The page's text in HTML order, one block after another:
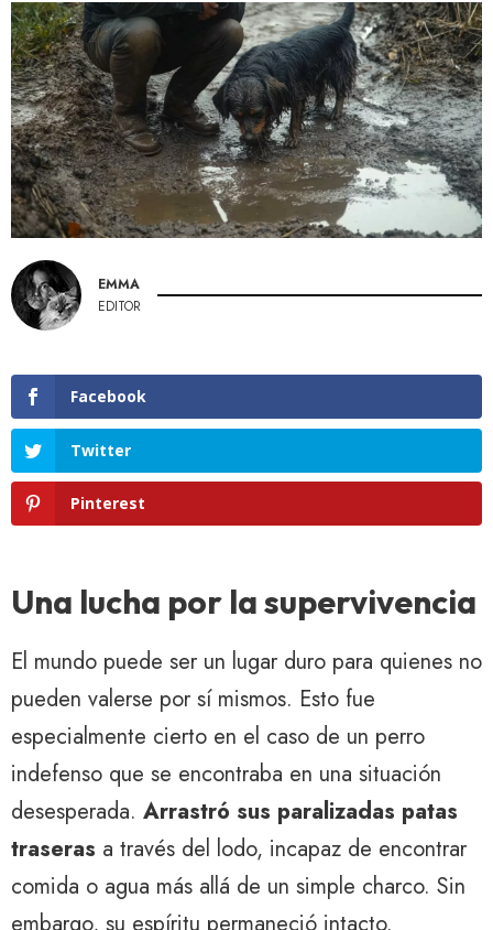
EMMA
EDITOR
Facebook
Twitter
Pinterest
Una lucha por la supervivencia
El mundo puede ser un lugar duro para quienes no
pueden valerse por sí mismos. Esto fue
especialmente cierto en el caso de un perro
indefenso que se encontraba en una situación
desesperada. Arrastró sus paralizadas patas
traseras a través del lodo, incapaz de encontrar
comida o agua más allá de un simple charco. Sin